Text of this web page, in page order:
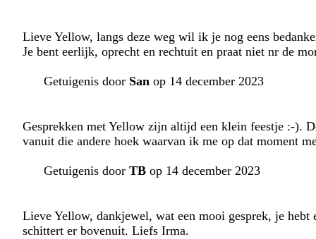
Lieve Yellow, langs deze weg wil ik je nog eens
Je bent eerlijk, oprecht en rechtuit en praat niet nr de
Getuigenis door San op 14 december 2023
Gesprekken met Yellow zijn altijd een klein feestje :-).
vanuit die andere hoek waarvan ik me op dat moment
Getuigenis door TB op 14 december 2023
Lieve Yellow, dankjewel, wat een mooi gesprek, je
schittert er bovenuit. Liefs Irma.